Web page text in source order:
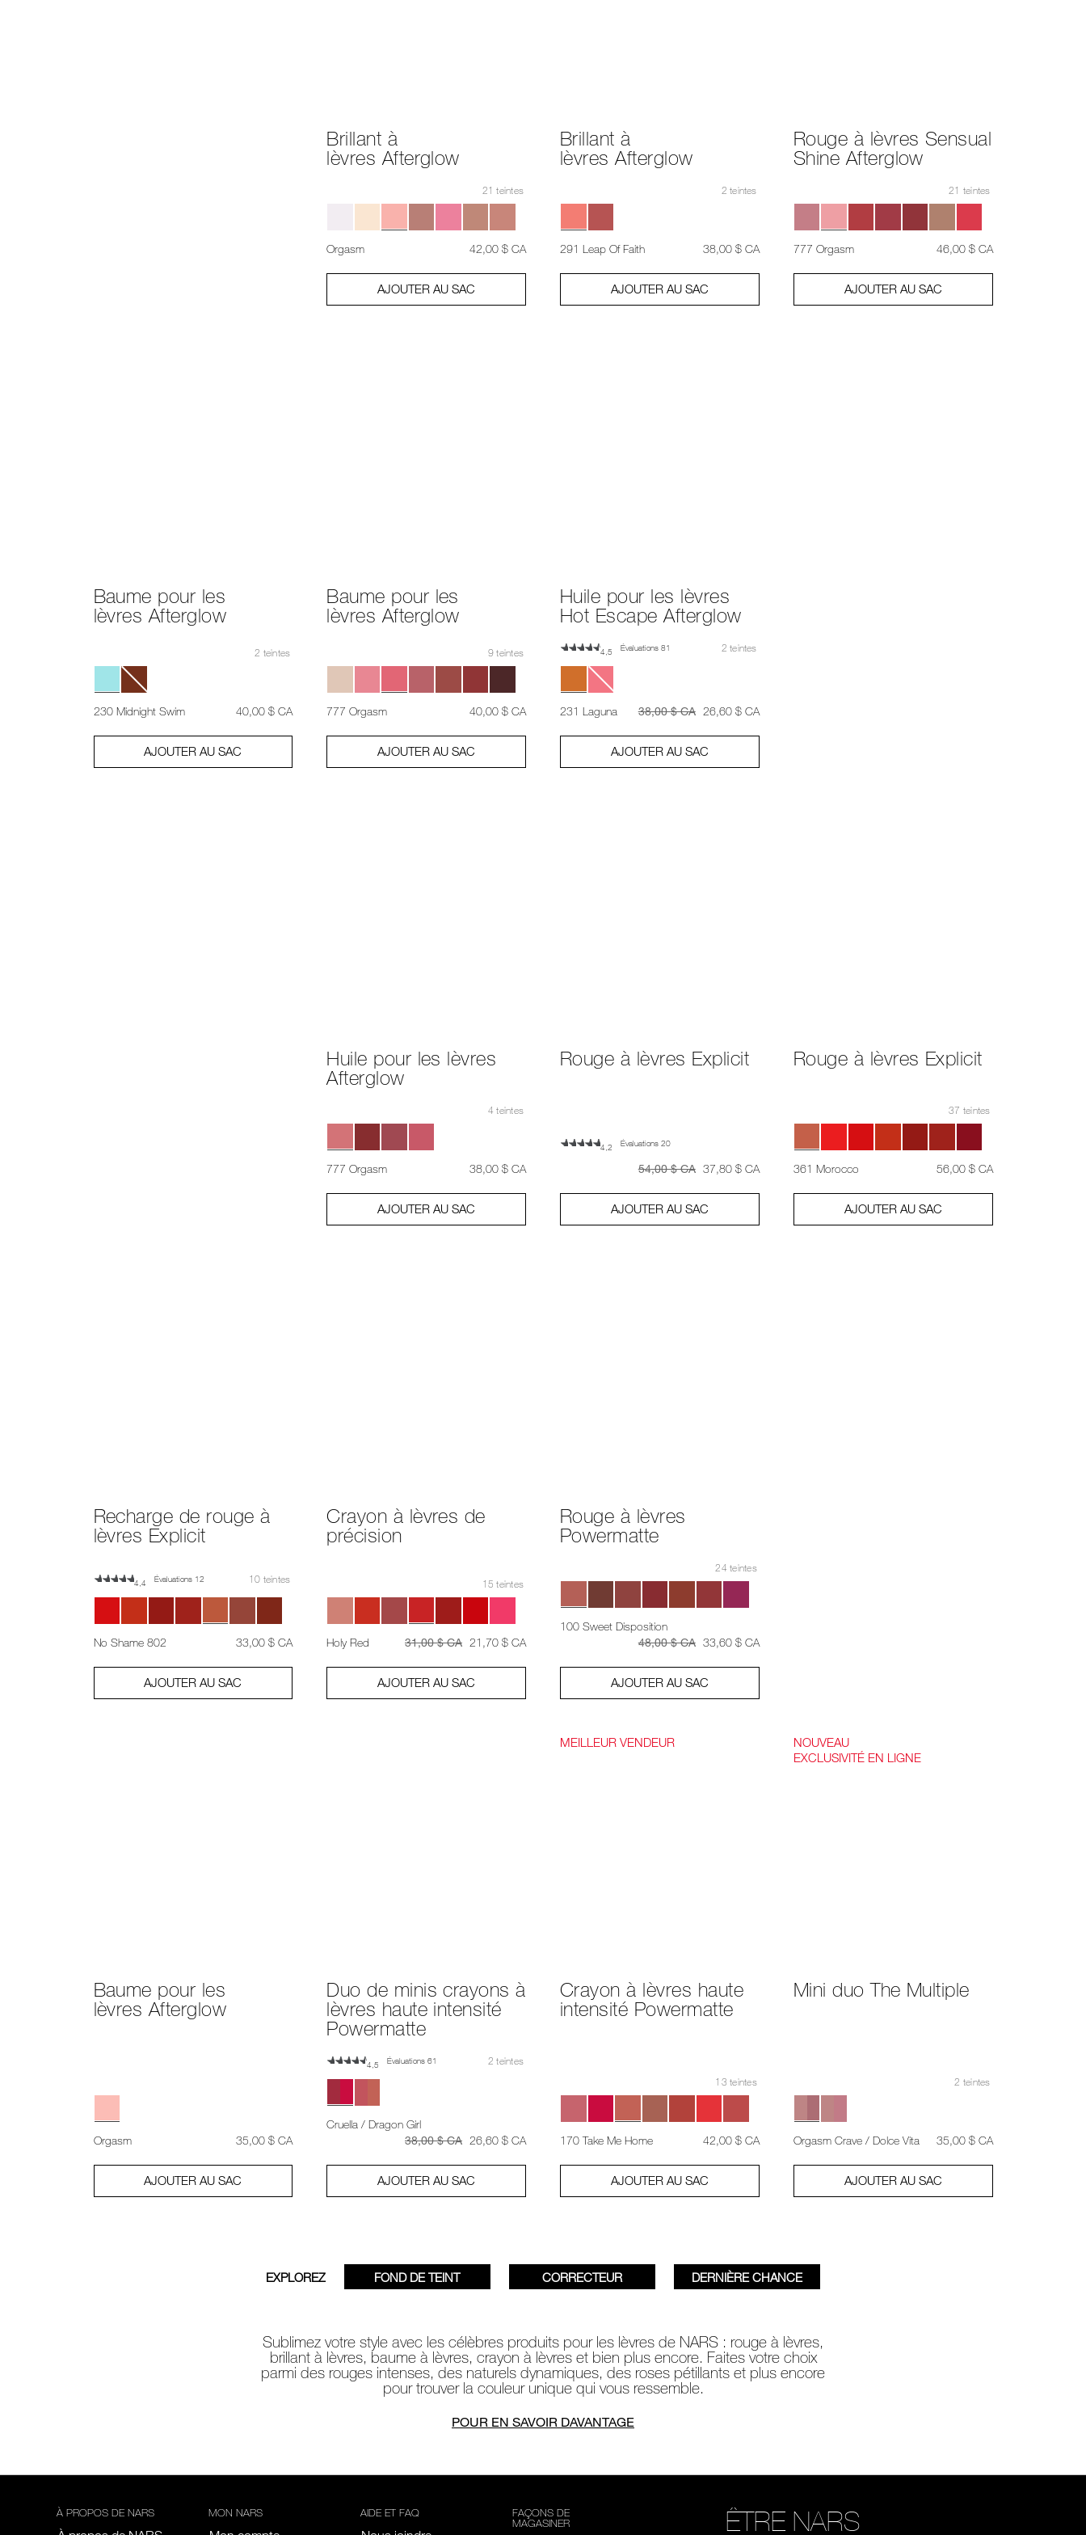
ou
soumettez
ce
formulaire
le
clé
que
avez
Brillant à
lèvres Afterglow
21 teintes
Orgasm était
42,00 $ CA,
AJOUTER AU SAC
Brillant à
lèvres Afterglow
2 teintes
291 Leap Of Faith était
38,00 $ CA,
AJOUTER AU SAC
Rouge à lèvres Sensual
Shine Afterglow
21 teintes
777 Orgasm était
46,00 $ CA,
AJOUTER AU SAC
Baume pour les
lèvres Afterglow
2 teintes
230 Midnight Swim était
40,00 $ CA,
AJOUTER AU SAC
Baume pour les
lèvres Afterglow
9 teintes
777 Orgasm était
40,00 $ CA,
AJOUTER AU SAC
Huile pour les lèvres
Hot Escape Afterglow
4,5 Évaluations 81 2 teintes
231 Laguna était
38,00 $ CA était
26,60 $ CA,
AJOUTER AU SAC
Huile pour les lèvres
Afterglow
4 teintes
777 Orgasm était
38,00 $ CA,
AJOUTER AU SAC
Rouge à lèvres Explicit
4,2 Évaluations 20
était
54,00 $ CA était
37,80 $ CA,
AJOUTER AU SAC
Rouge à lèvres Explicit
37 teintes
361 Morocco était
56,00 $ CA,
AJOUTER AU SAC
Recharge de rouge à
lèvres Explicit
4,4 Évaluations 12 10 teintes
No Shame 802 était
33,00 $ CA,
AJOUTER AU SAC
Crayon à lèvres de
précision
15 teintes
Holy Red était
31,00 $ CA était
21,70 $ CA,
AJOUTER AU SAC
Rouge à lèvres
Powermatte
24 teintes
100 Sweet Disposition
était
48,00 $ CA était
33,60 $ CA,
AJOUTER AU SAC
Baume pour les
lèvres Afterglow
Orgasm était
35,00 $ CA,
AJOUTER AU SAC
Duo de minis crayons à
lèvres haute intensité
Powermatte
4,5 Évaluations 61 2 teintes
Cruella / Dragon Girl
était
38,00 $ CA était
26,60 $ CA,
AJOUTER AU SAC
MEILLEUR VENDEUR
Crayon à lèvres haute
intensité Powermatte
13 teintes
170 Take Me Home était
42,00 $ CA,
AJOUTER AU SAC
NOUVEAU
EXCLUSIVITÉ EN LIGNE
Mini duo The Multiple
2 teintes
Orgasm Crave / Dolce Vita était
35,00 $ CA,
AJOUTER AU SAC
EXPLOREZ FOND DE TEINT CORRECTEUR DERNIÈRE CHANCE
Sublimez votre style avec les célèbres produits pour les lèvres de NARS : rouge à lèvres,
brillant à lèvres, baume à lèvres, crayon à lèvres et bien plus encore. Faites votre choix
parmi des rouges intenses, des naturels dynamiques, des roses pétillants et plus encore
pour trouver la couleur unique qui vous ressemble.
POUR EN SAVOIR DAVANTAGE
À PROPOS DE NARS MON NARS AIDE ET FAQ
FAÇONS DE
MAGASINER
ÊTRE NARS